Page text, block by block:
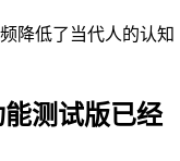
降低了当代人的认知
测试版已经